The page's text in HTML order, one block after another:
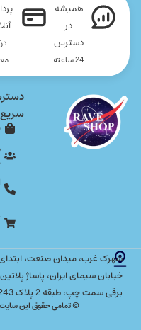
همیشه
در
دسترس
24 ساعته
شهرک غرب، میدان صنعت،
خیابان سیمای ایران، پاساژ
برقی سمت چپ، طبقه 2 پلاک 243
سریع
© تمامی حقوق این